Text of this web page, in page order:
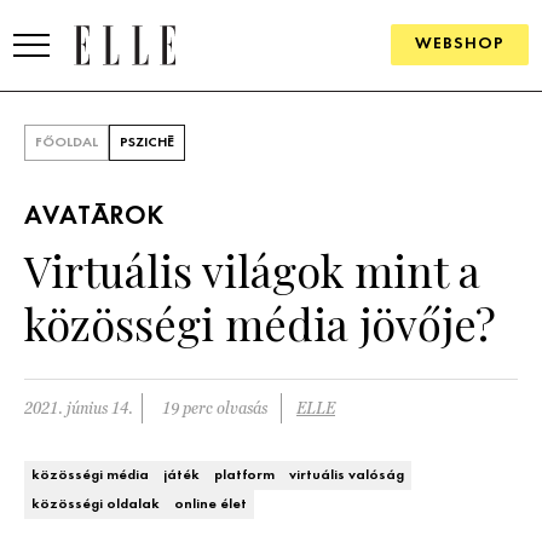
WEBSHOP
SZÉPSÉG
PSZICHÉ
ÉLETMÓD
FŐOLDAL PSZICHÉ
AVATÁROK
Virtuális világok mint a
közösségi média jövője?
2021. június 14. 19 perc olvasás ELLE
közösségi média játék platform
virtuális valóság
közösségi oldalak
online élet